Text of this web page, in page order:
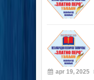
apr 19, 2025